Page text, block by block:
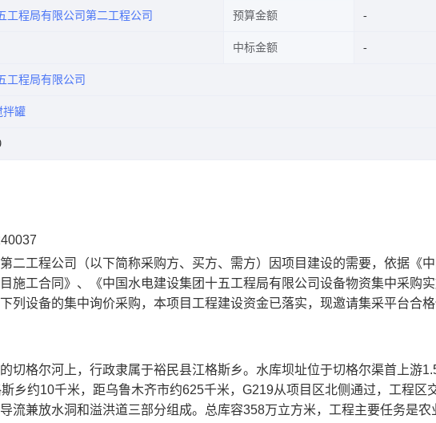
工程局有限公司第二工程公司 预算金额
中标金额
工程局有限公司
拌罐
二工程公司（以下简称采购方、买方、需方）因项目建设的需要，依据《
施工合同》、《中国水电建设集团十五工程局有限公司设备物资集中采购
列设备的集中询价采购，本项目工程建设资金已落实，现邀请集采平台合
切格尔河上，行政隶属于裕民县江格斯乡。水库坝址位于切格尔渠首上游
乡约10千米，距乌鲁木齐市约625千米，G219从项目区北侧通过，工程区
流兼放水洞和溢洪道三部分组成。总库容358万立方米，工程主要任务是农